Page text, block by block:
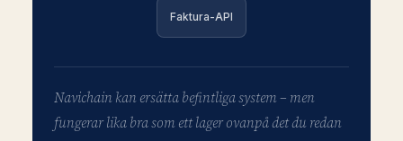
Faktura-API
Navichain kan ersätta befintliga system – men
fungerar lika bra som ett lager ovanpå det du redan